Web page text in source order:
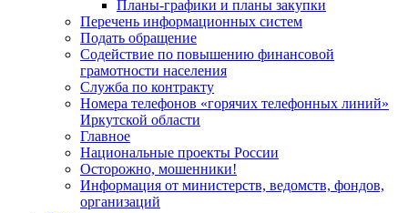
Планы-графики и планы закупки
Перечень информационных систем
Подать обращение
Содействие по повышению финансовой
грамотности населения
Служба по контракту
Номера телефонов «горячих телефонных линий»
Иркутской области
Главное
Национальные проекты России
Осторожно, мошенники!
Информация от министерств, ведомств, фондов,
организаций